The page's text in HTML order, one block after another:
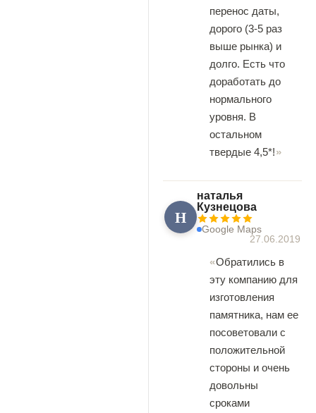
перенос даты,
дорого (3-5 раз
выше рынка) и
долго. Есть что
доработать до
нормального
уровня. В
остальном
твердые 4,5*!
Н
наталья
Кузнецова
Google Maps
27.06.2019
Обратились в
эту компанию для
изготовления
памятника, нам ее
посоветовали с
положительной
стороны и очень
довольны
сроками